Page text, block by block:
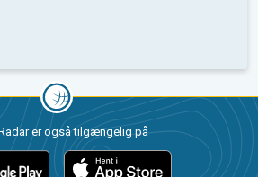
er også tilgængelig på